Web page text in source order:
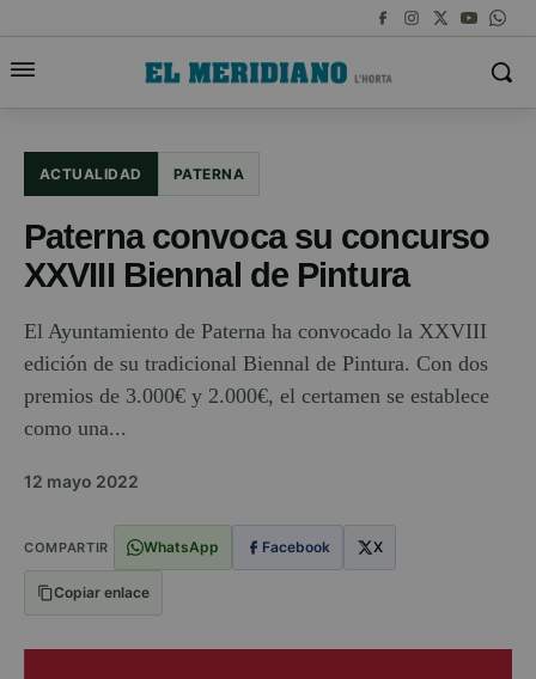
ACTUALIDAD PATERNA
Paterna convoca su concurso
XXVIII Biennal de Pintura
El Ayuntamiento de Paterna ha convocado la XXVIII
edición de su tradicional Biennal de Pintura. Con dos
premios de 3.000€ y 2.000€, el certamen se establece
como una...
12 mayo 2022
COMPARTIR WhatsApp Facebook X
Copiar enlace